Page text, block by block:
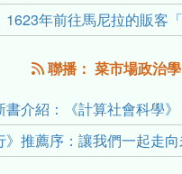
聯播： 菜市場政治學
介紹：《計算社會科學》